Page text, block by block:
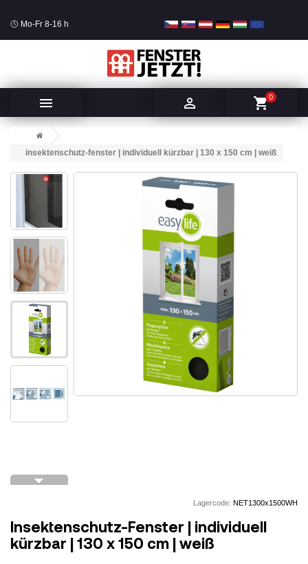
Mo-Fr 8-16 h
  shopping_cart0
insektenschutz-fenster | individuell kürzbar | 130 x 150 cm | weiß
arrow_drop_down
Lagercode: NET1300x1500WH
Insektenschutz-Fenster | individuell
kürzbar | 130 x 150 cm | weiß